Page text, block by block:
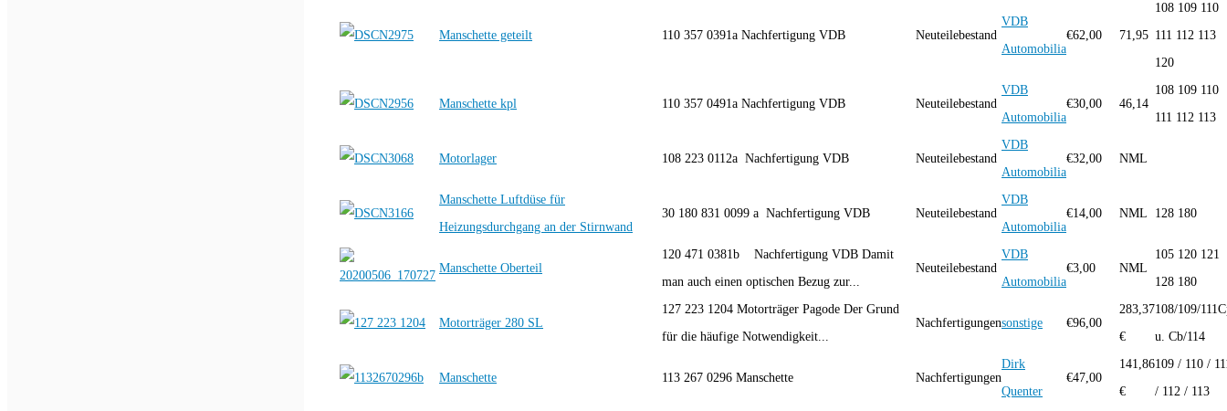
Manschette geteilt 110 357 0391a Nachfertigung VDB Neuteilebestand
VDB
Automobilia
€62,00 71,95
108 109 110
111 112 113
120
Manschette kpl 110 357 0491a Nachfertigung VDB Neuteilebestand
VDB
Automobilia
€30,00 46,14
108 109 110
111 112 113
Motorlager 108 223 0112a Nachfertigung VDB Neuteilebestand
VDB
Automobilia
€32,00 NML
Manschette Luftdüse für
Heizungsdurchgang an der Stirnwand
30 180 831 0099 a Nachfertigung VDB Neuteilebestand
VDB
Automobilia
€14,00 NML 128 180
Manschette Oberteil
120 471 0381b Nachfertigung VDB Damit
man auch einen optischen Bezug zur...
Neuteilebestand
VDB
Automobilia
€3,00 NML
105 120 121
128 180
Motorträger 280 SL
127 223 1204 Motorträger Pagode Der Grund
für die häufige Notwendigkeit...
Nachfertigungensonstige €96,00
283,37
€
108/109/
u. Cb/114
Manschette 113 267 0296 Manschette Nachfertigungen
Dirk
Quenter
€47,00
141,86
€
109 / 110 /
/ 112 / 113